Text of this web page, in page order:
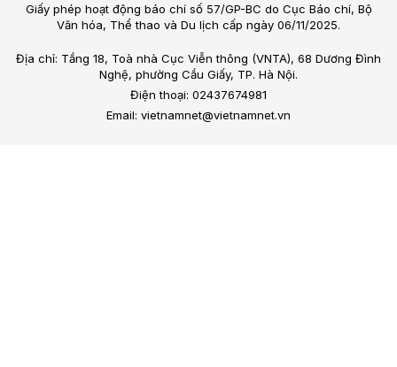
Giấy phép hoạt động báo chí số 57/GP-BC do Cục Báo chí, Bộ
Văn hóa, Thể thao và Du lịch cấp ngày 06/11/2025.
Địa chỉ: Tầng 18, Toà nhà Cục Viễn thông (VNTA), 68 Dương Đình
Nghệ, phường Cầu Giấy, TP. Hà Nội.
Điện thoại: 02437674981
Email: vietnamnet@vietnamnet.vn